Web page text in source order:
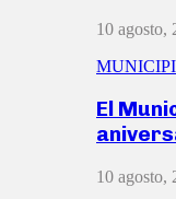
10 agosto,
El
10 agosto,